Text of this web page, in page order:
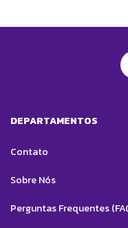
DEPARTAMENTOS
Contato
Sobre Nós
Perguntas Frequentes